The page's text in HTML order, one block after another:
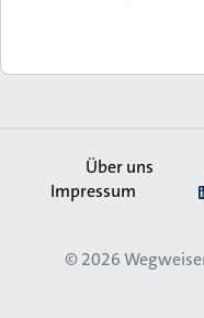
Secondary
Über uns
Impressum
© 2026